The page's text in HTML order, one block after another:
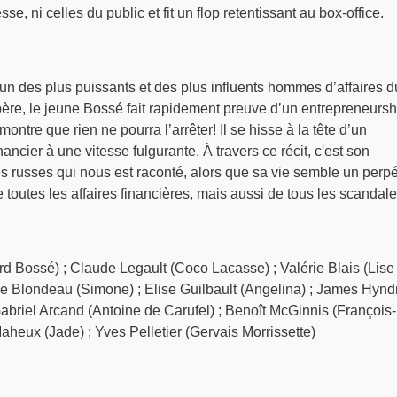
ni celles du public et fit un flop retentissant au box-office.
des plus puissants et des plus influents hommes d’affaires
le jeune Bossé fait rapidement preuve d’un
que rien ne pourra l’arrêter! Il se hisse à la tête d’un
à une vitesse fulgurante. À travers ce récit, c'est son
russes qui nous est raconté, alors que sa vie semble un
toutes les affaires financières, mais aussi de tous les
Bossé) ; Claude Legault (Coco Lacasse) ; Valérie Blais (Lise
Blondeau (Simone) ; Elise Guilbault (Angelina) ; James
Arcand (Antoine de Carufel) ; Benoît McGinnis (François-
(Jade) ; Yves Pelletier (Gervais Morrissette)